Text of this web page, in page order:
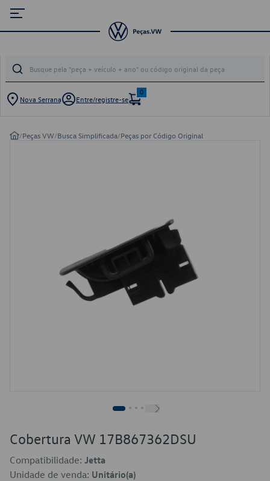
Nova Serrana Entre/registre-se
0
/Peças VW/Busca Simplificada/Peças por Código Original
Cobertura VW 17B867362DSU
Compatibilidade: Jetta
Unidade de venda: Unitário(a)